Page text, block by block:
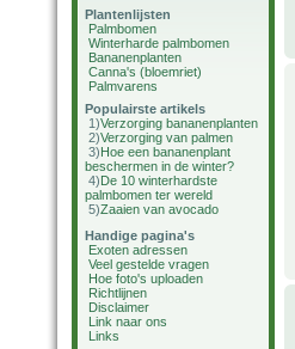
Plantenlijsten
Palmbomen
Winterharde palmbomen
Bananenplanten
Canna's (bloemriet)
Palmvarens
Populairste artikels
1)Verzorging bananenplanten
2)Verzorging van palmen
3)Hoe een bananenplant
beschermen in de winter?
4)De 10 winterhardste
palmbomen ter wereld
5)Zaaien van avocado
Handige pagina's
Exoten adressen
Veel gestelde vragen
Hoe foto's uploaden
Richtlijnen
Disclaimer
Link naar ons
Links